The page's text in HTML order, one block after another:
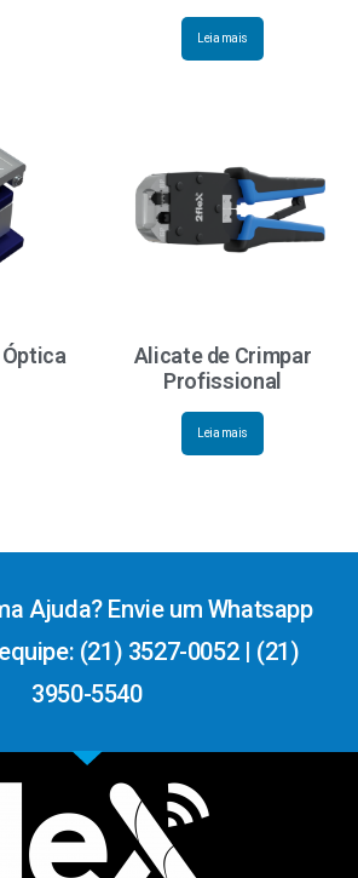
Leia mais
Alicate de Crimpar
Profissional
Leia mais
Ajuda? Envie um Whatsapp
(21) 3527-0052 | (21)
3950-5540